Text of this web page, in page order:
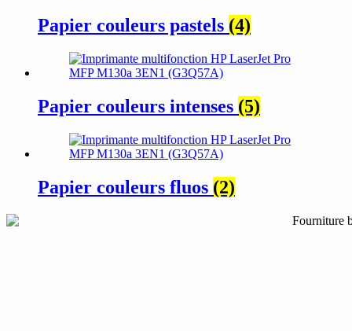
Papier couleurs pastels (4)
Papier couleurs intenses (5)
Papier couleurs fluos (2)